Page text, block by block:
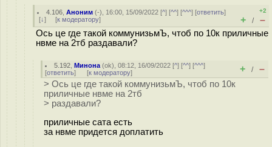
4.106 ,Аноним (-), 16:00, 15/09/2022 [^] [^^] [^^^] [ответить]
[↓] [к модератору]
+2
+ / –
Ось це где такой коммунизьмЪ, чтоб по 10к приличные
нвме на 2тб раздавали?
5.192 ,Минона (ok), 08:12, 16/09/2022 [^] [^^] [^^^]
[ответить] [к модератору] + / –
> Ось це где такой коммунизьмЪ, чтоб по 10к
приличные нвме на 2тб
> раздавали?
приличные сата есть
за нвме придется доплатить